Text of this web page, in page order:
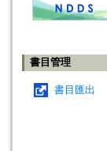
書目管理
書目匯出